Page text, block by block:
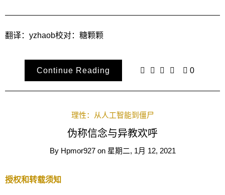
翻译：yzhaob校对：糖颗颗
Continue Reading 0
理性：从人工智能到僵尸
伪称信念与异教欢呼
By Hpmor927 on 星期二, 1月 12, 2021
授权和转载须知